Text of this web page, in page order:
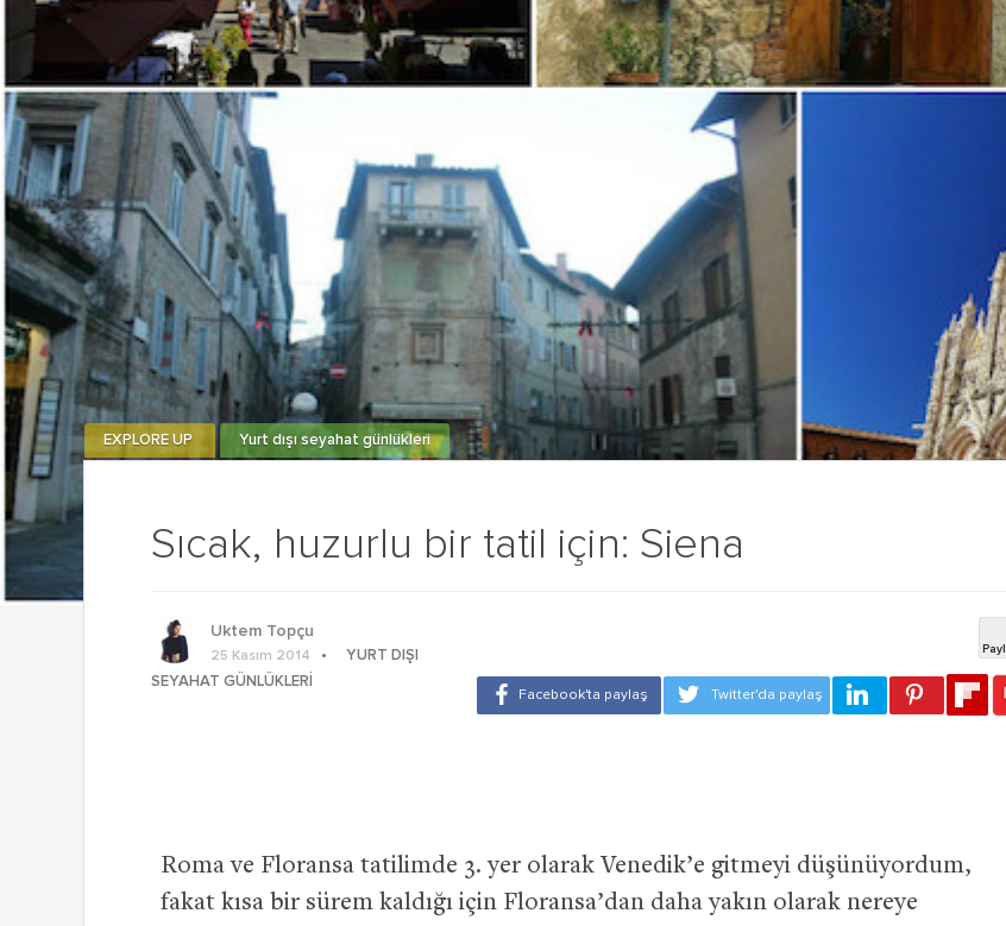
Sıcak, huzurlu bir tatil için: Siena
EXPLORE UP Yurt dışı seyahat günlükleri
Uktem Topçu
25 Kasım 2014
YURT DIŞI
SEYAHAT GÜNLÜKLERI
Roma ve Floransa tatilimde 3. yer olarak Venedik’e gitmeyi düşünüyordum,
fakat kısa bir sürem kaldığı için Floransa’dan daha yakın olarak nereye